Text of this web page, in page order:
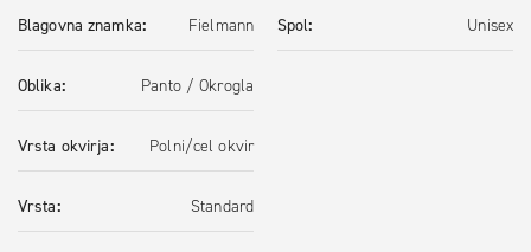
Blagovna znamka Fielmann
Oblika Panto / Okrogla
Vrsta okvirja Polni/cel okvir
Vrsta Standard
Spol Unisex